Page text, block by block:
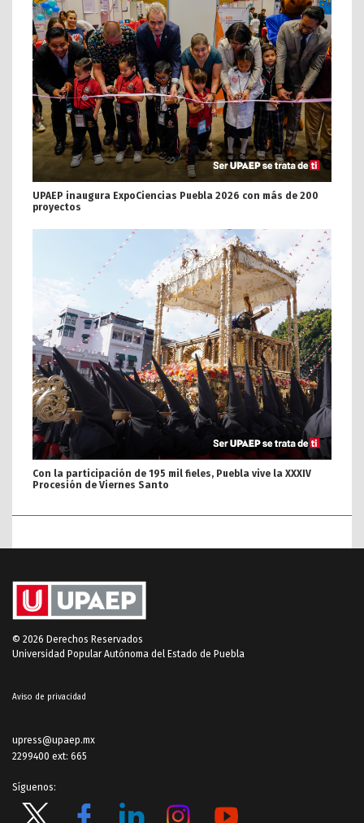
UPAEP inaugura ExpoCiencias Puebla 2026 con más de 200
proyectos
Con la participación de 195 mil fieles, Puebla vive la XXXIV
Procesión de Viernes Santo
© 2026 Derechos Reservados
Universidad Popular Autónoma del Estado de Puebla
Aviso de privacidad
upress@upaep.mx
2299400 ext: 665
Síguenos: